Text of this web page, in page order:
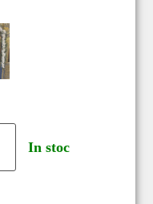
In stoc